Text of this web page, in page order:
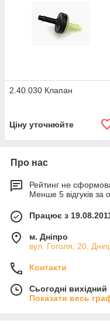
2.40.030 Клапан
Ціну уточнюйте
Про нас
Рейтинг не
Менше 5 відгуків за
Працює з
м. Дніпро
вул. Гоголя, 20,
Контакти
Сьогодні вихідний
Показати весь